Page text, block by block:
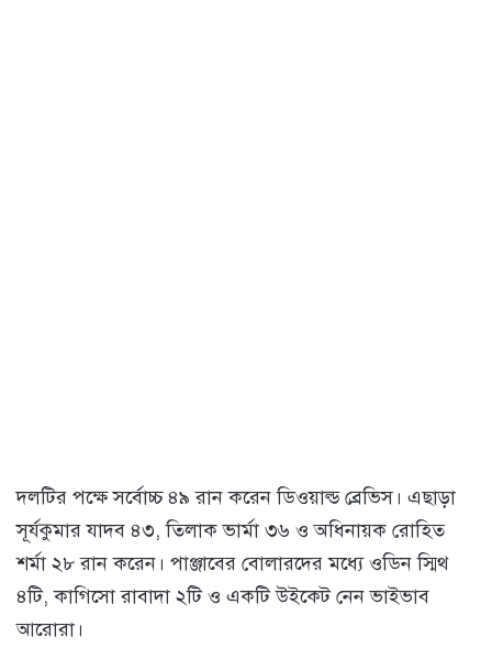
দলটির পক্ষে সর্বোচ্চ ৪৯ রান করেন ডিওয়াল্ড ব্রেভিস। এছাড়া
সূর্যকুমার যাদব ৪৩, তিলাক ভার্মা ৩৬ ও অধিনায়ক রোহিত
শর্মা ২৮ রান করেন। পাঞ্জাবের বোলারদের মধ্যে ওডিন স্মিথ
৪টি, কাগিসো রাবাদা ২টি ও একটি উইকেট নেন ভাইভাব
আরোরা।